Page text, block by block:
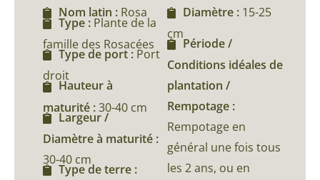
Nom latin : Rosa
Type : Plante de la
famille des Rosacées
Type de port : Port
droit
Hauteur à
maturité :30-40 cm
Largeur /
Diamètre à maturité :
30-40 cm
Type de terre :
Diamètre : 15-25
cm
Période /
Conditions idéales de
plantation /
Rempotage :
Rempotage en
général une fois tous
les 2 ans, ou en